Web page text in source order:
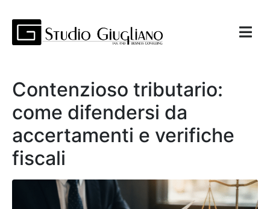
Contenzioso tributario:
come difendersi da
accertamenti e verifiche
fiscali